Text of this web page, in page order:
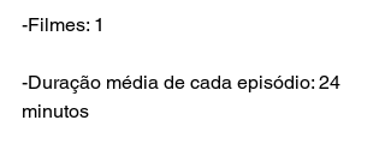
-Filmes: 1
-Duração média de cada episódio: 24
minutos